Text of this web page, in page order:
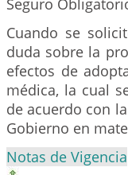
Seguro
Cuando se
duda sobre la
efectos de
médica, la cual
de acuerdo con
Gobierno en
Notas de Vigencia